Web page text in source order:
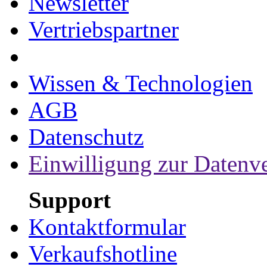
Vertriebspartner
Wissen & Technologien
AGB
Datenschutz
Einwilligung zur
Support
Kontaktformular
Verkaufshotline